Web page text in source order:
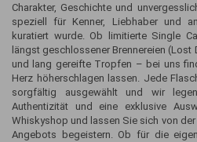
Charakter, Geschichte und
speziell für Kenner, Liebhaber und
kuratiert wurde. Ob limitierte Single
längst geschlossener Brennereien
und lang gereifte Tropfen – bei uns
Herz höherschlagen lassen. Jede
sorgfältig ausgewählt und wir
Authentizität und eine exklusive
Whiskyshop und lassen Sie sich von
Angebots begeistern. Ob für die